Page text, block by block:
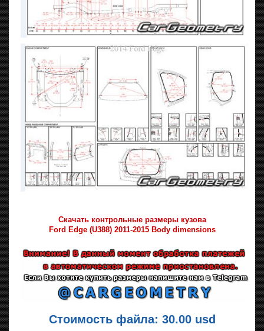
Скачать контрольные размеры кузова
Ford Edge (U388) 2011-2015 Body dimensions
Стоимость файла: 30.00 usd